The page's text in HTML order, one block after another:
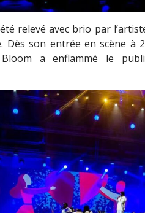
relevé avec brio par
Dès son entrée en scène à
Bloom a enflammé le